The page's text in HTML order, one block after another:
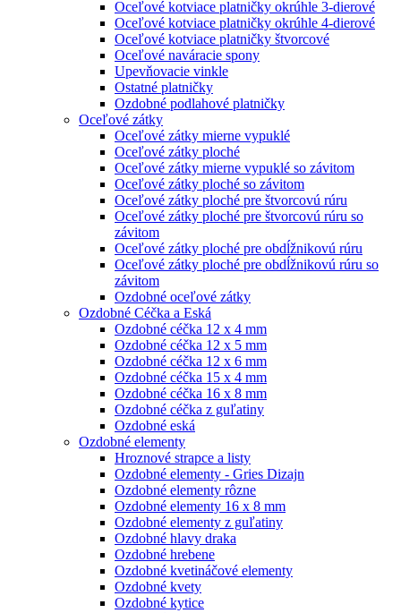
Oceľové kotviace platničky okrúhle 3-dierové
Oceľové kotviace platničky okrúhle 4-dierové
Oceľové kotviace platničky štvorcové
Oceľové naváracie spony
Upevňovacie vinkle
Ostatné platničky
Ozdobné podlahové platničky
Oceľové zátky
Oceľové zátky mierne vypuklé
Oceľové zátky ploché
Oceľové zátky mierne vypuklé so závitom
Oceľové zátky ploché so závitom
Oceľové zátky ploché pre štvorcovú rúru
Oceľové zátky ploché pre štvorcovú rúru so
závitom
Oceľové zátky ploché pre obdĺžnikovú rúru
Oceľové zátky ploché pre obdĺžnikovú rúru so
závitom
Ozdobné oceľové zátky
Ozdobné Céčka a Eská
Ozdobné céčka 12 x 4 mm
Ozdobné céčka 12 x 5 mm
Ozdobné céčka 12 x 6 mm
Ozdobné céčka 15 x 4 mm
Ozdobné céčka 16 x 8 mm
Ozdobné céčka z guľatiny
Ozdobné eská
Ozdobné elementy
Hroznové strapce a listy
Ozdobné elementy - Gries Dizajn
Ozdobné elementy rôzne
Ozdobné elementy 16 x 8 mm
Ozdobné elementy z guľatiny
Ozdobné hlavy draka
Ozdobné hrebene
Ozdobné kvetináčové elementy
Ozdobné kvety
Ozdobné kytice